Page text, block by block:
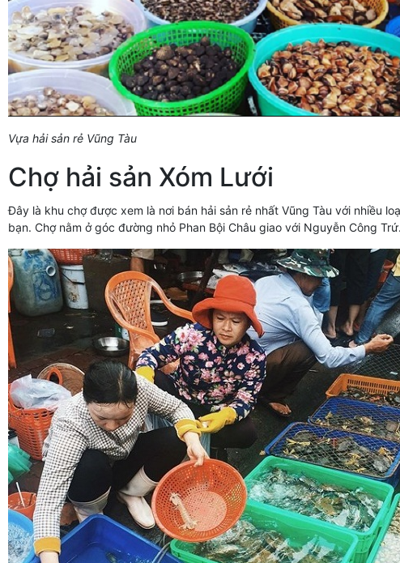
Vựa hải sản rẻ Vũng Tàu
Chợ hải sản Xóm Lưới
Đây là khu chợ được xem là nơi bán hải sản rẻ nhất Vũng Tàu với nhiều
bạn. Chợ nằm ở góc đường nhỏ Phan Bội Châu giao với Nguyễn Công Trứ.